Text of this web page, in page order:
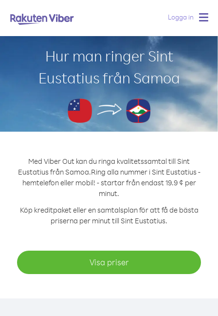
Logga in
Hur man ringer Sint
Eustatius från Samoa
Med Viber Out kan du ringa kvalitetssamtal till Sint
Eustatius från Samoa.Ring alla nummer i Sint Eustatius -
hemtelefon eller mobil! - startar från endast 19.9 ¢ per
minut.
Köp kreditpaket eller en samtalsplan för att få de bästa
priserna per minut till Sint Eustatius.
Visa priser